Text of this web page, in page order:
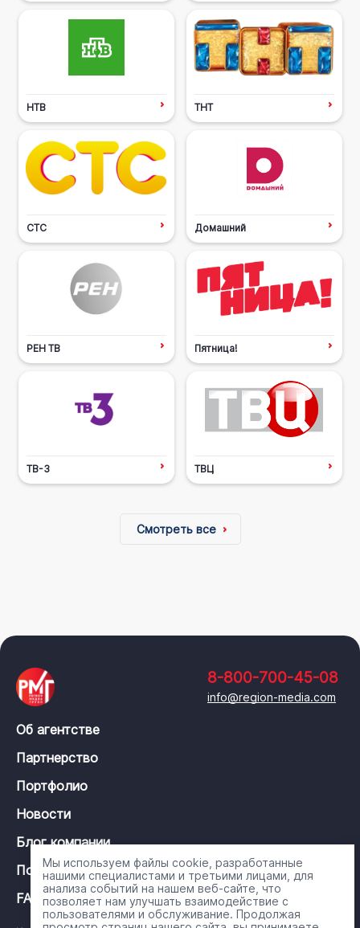
НТВ ТНТ
СТС Домашний
РЕН ТВ Пятница!
ТВ-3 ТВЦ
Смотреть все
8-800-700-45-08
info@region-media.com
Об агентстве
Партнерство
Портфолио
Новости
Блог компании
Политика конфиденциальности
FAQ
Мы используем файлы cookie, разработанные
нашими специалистами и третьими лицами, для
анализа событий на нашем веб-сайте, что
позволяет нам улучшать взаимодействие с
пользователями и обслуживание. Продолжая